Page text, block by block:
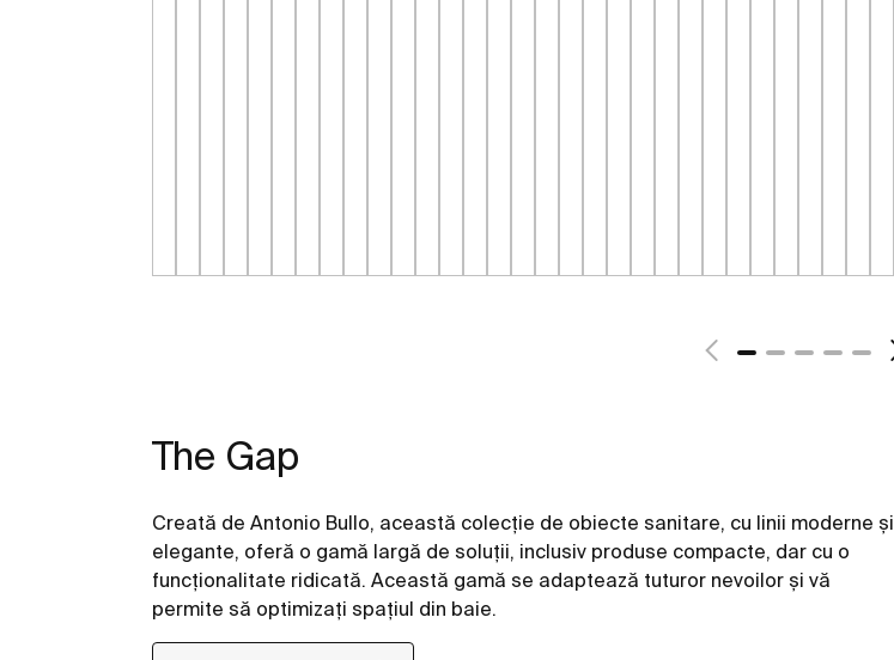
The Gap
Creată de Antonio Bullo, această colecție de obiecte sanitare, cu linii moderne și
elegante, oferă o gamă largă de soluții, inclusiv produse compacte, dar cu o
funcţionalitate ridicată. Această gamă se adaptează tuturor nevoilor şi vă
permite să optimizaţi spaţiul din baie.